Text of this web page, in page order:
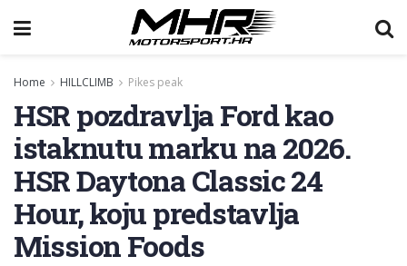
Home HILLCLIMB Pikes peak
HSR pozdravlja Ford kao
istaknutu marku na 2026.
HSR Daytona Classic 24
Hour, koju predstavlja
Mission Foods